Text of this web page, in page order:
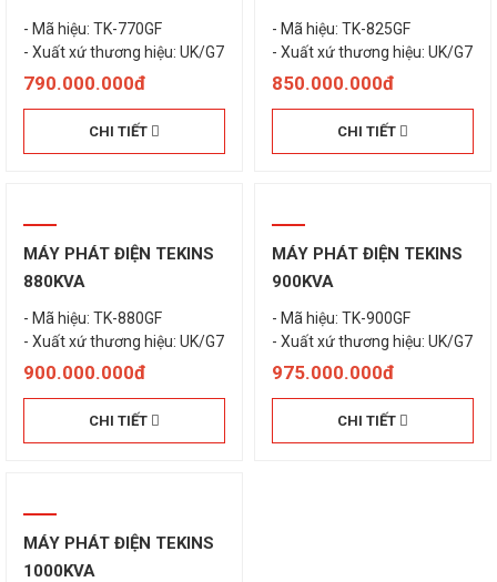
- Mã hiệu: TK-770GF
- Xuất xứ thương hiệu: UK/G7
790.000.000đ
CHI TIẾT
- Mã hiệu: TK-825GF
- Xuất xứ thương hiệu: UK/G7
850.000.000đ
CHI TIẾT
MÁY PHÁT ĐIỆN TEKINS
880KVA
- Mã hiệu: TK-880GF
- Xuất xứ thương hiệu: UK/G7
900.000.000đ
CHI TIẾT
MÁY PHÁT ĐIỆN TEKINS
900KVA
- Mã hiệu: TK-900GF
- Xuất xứ thương hiệu: UK/G7
975.000.000đ
CHI TIẾT
MÁY PHÁT ĐIỆN TEKINS
1000KVA